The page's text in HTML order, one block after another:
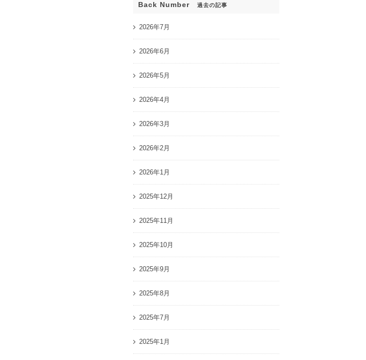
Back Number 過去の記事
2026年7月
2026年6月
2026年5月
2026年4月
2026年3月
2026年2月
2026年1月
2025年12月
2025年11月
2025年10月
2025年9月
2025年8月
2025年7月
2025年1月